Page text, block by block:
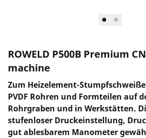
ROWELD P500B Premium
machine
Zum Heizelement-
PVDF Rohren und Formteilen auf
Rohrgraben und in Werkstätten.
stufenloser Druckeinstellung,
gut ablesbarem Manometer